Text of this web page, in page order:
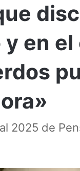
en
2025 de